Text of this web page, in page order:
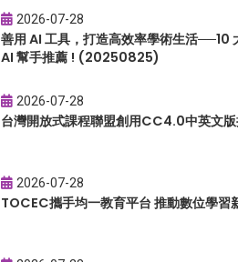
2026-07-28
善用 AI 工具，打造高效率學術生活──10
AI 幫手推薦 ! (20250825)
2026-07-28
台灣開放式課程聯盟創用CC4.0中英文
2026-07-28
TOCEC攜手均一教育平台 推動數位學習